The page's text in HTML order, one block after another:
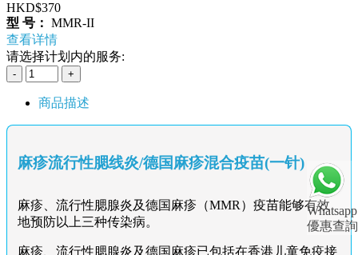
Whatsapp
優惠查詢
HKD$370
型 号： MMR-II
查看详情
请选择计划内的服务:
商品描述
麻疹流行性腮线炎/德国麻疹混合疫苗(一针)
麻疹、流行性腮腺炎及德国麻疹（MMR）疫苗能够有效
地预防以上三种传染病。
麻疹、流行性腮腺炎及德国麻疹已包括在香港儿童免疫接